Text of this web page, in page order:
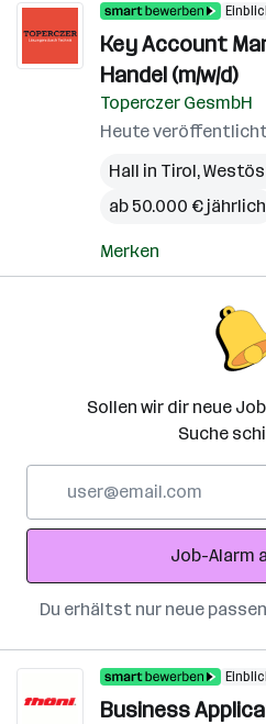
Key Account
Handel (m/w/d)
Toperczer GesmbH
Heute
Hall in Tirol,
ab 50.000 € jährlich
Merken
Sollen wir dir neue
Suche
Adresse
Job-Alarm
Du erhältst nur neue
Business